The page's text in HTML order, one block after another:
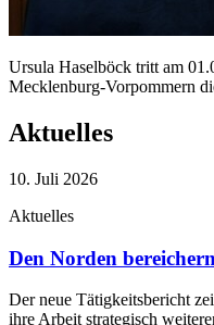
Ursula Haselböck tritt am
Mecklenburg-Vorpommern
Aktuelles
10. Juli 2026
Aktuelles
Den Norden bereichern
Der neue Tätigkeitsbericht
ihre Arbeit strategisch